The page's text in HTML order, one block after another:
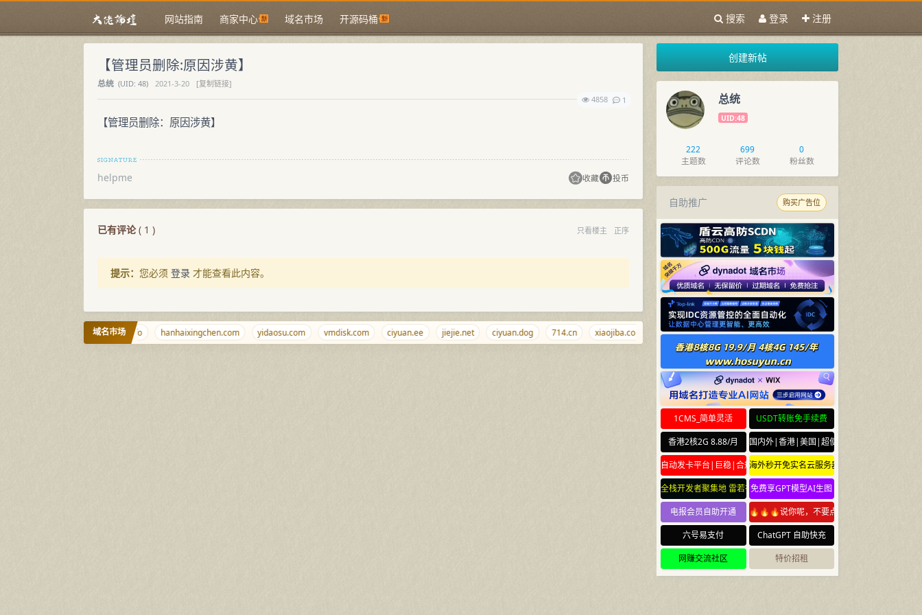
网站指南 商家中心 域名市场 开源码桶 搜索 登录 注册
【管理员删除:原因涉黄】
总统 (UID: 48) 2021-3-20
[复制链接]
4858
1
【管理员删除：原因涉黄】
helpme 收藏 投币
已有评论( 1 ) 只看楼主 正序
提示： 您必须 登录 才能查看此内容。
域名市场
9999.info hanhaixingchen.com yidaosu.com vmdisk.com ciyuan.ee jiejie.net ciyuan.dog 714.cn xiaojiba.com tiaoqi.com xiangyao.com diaozhui.com
创建新帖
总统
UID:48
222
主题数
699
评论数
0
粉丝数
自助推广 购买广告位
1CMS_简单灵活
USDT转账免手续费
香港2核2G 8.88/月
国内外|香港|美国|超便宜云服务器
自动发卡平台|巨稳|合规海外秒开免实名云服务器
全栈开发者聚集地 雷若社区 leiruo.com
免费享GPT模型AI生图
电报会员自助开通
🔥🔥🔥说你呢，不要点🔥🔥🔥
六号易支付
ChatGPT 自助快充
网赚交流社区
特价招租